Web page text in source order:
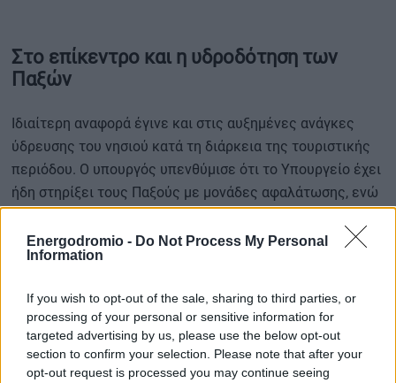
Energodromio - Do Not Process My Personal
Information
If you wish to opt-out of the sale, sharing to third parties, or
processing of your personal or sensitive information for
targeted advertising by us, please use the below opt-out
section to confirm your selection. Please note that after your
opt-out request is processed you may continue seeing
Στο επίκεντρο και η υδροδότηση των
Παξών
Ιδιαίτερη αναφορά έγινε και στις αυξημένες ανάγκες
ύδρευσης του νησιού κατά τη διάρκεια της τουριστικής
περιόδου. Ο υπουργός υπενθύμισε ότι το Υπουργείο έχει
ήδη στηρίξει τους Παξούς με μονάδες αφαλάτωσης, ενώ
Περιβάλλοντος και Ενέργειας για μεγαλύτερες
παρεμβάσεις που θα ενισχύσουν την επάρκεια νερού.
Παράλληλα, όπως είπε, εξετάζονται επιπλέον έργα που
αφορούν τις βυθοκορήσεις, τη λειτουργία του Λιμενικού
Σταθμού, τη βελτίωση των ακτοπλοϊκών υπηρεσιών και
συνοδευτικές παρεμβάσεις που επηρεάζουν την